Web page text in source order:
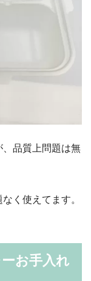
品質上問題は無
く使えてます。
お手入れ